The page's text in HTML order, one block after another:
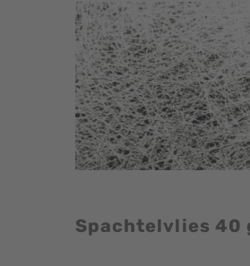
Spachtelvlies 40